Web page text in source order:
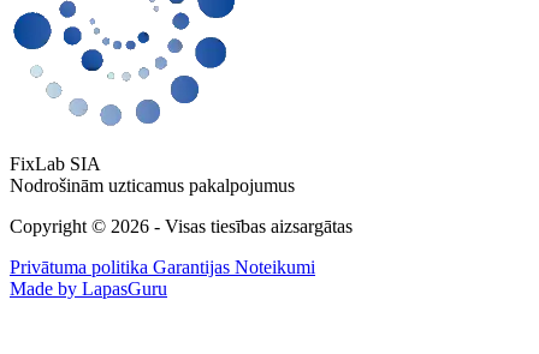
FixLab SIA
Nodrošinām uzticamus pakalpojumus
Copyright © 2026 - Visas tiesības aizsargātas
Privātuma politika Garantijas Noteikumi
Made by LapasGuru